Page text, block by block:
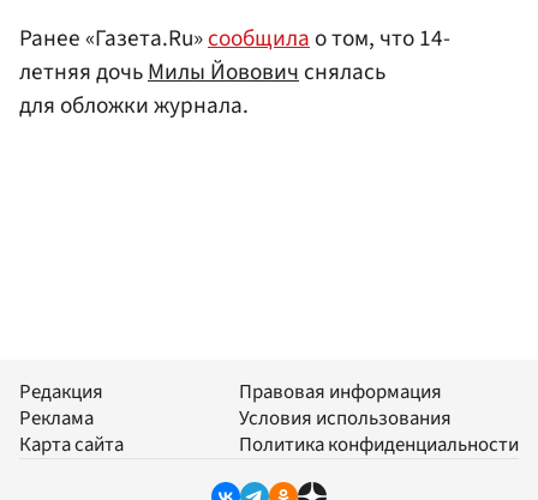
Ранее «Газета.Ru»сообщилао том, что 14-
летняя дочьМилы Йововичснялась
для обложки журнала.
Редакция
Реклама
Карта сайта
Правовая информация
Условия использования
Политика конфиденциальности